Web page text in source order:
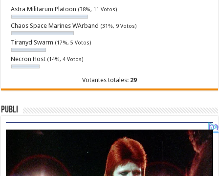
Astra Militarum Platoon (38%, 11 Votos)
Chaos Space Marines WArband (31%, 9 Votos)
Tiranyd Swarm (17%, 5 Votos)
Necron Host (14%, 4 Votos)
Votantes totales: 29
Publi